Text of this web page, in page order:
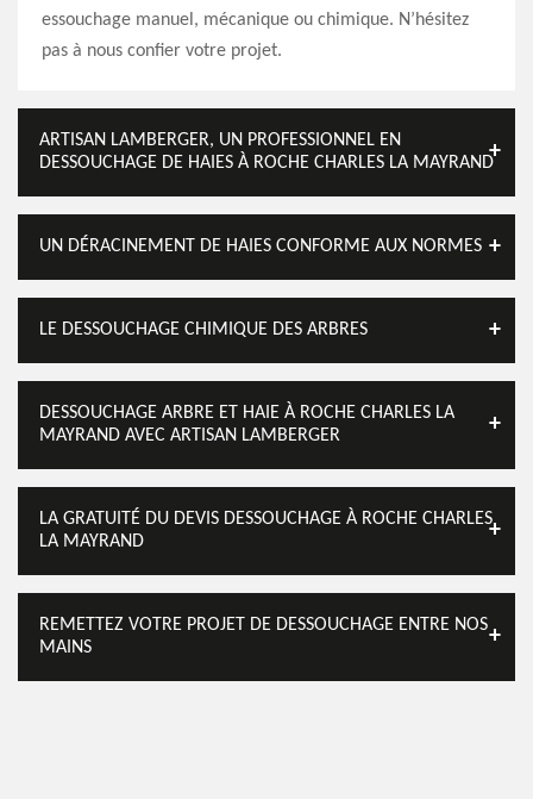
essouchage manuel, mécanique ou chimique. N’hésitez
pas à nous confier votre projet.
ARTISAN LAMBERGER, UN PROFESSIONNEL EN
DESSOUCHAGE DE HAIES À ROCHE CHARLES LA MAYRAND
UN DÉRACINEMENT DE HAIES CONFORME AUX NORMES
LE DESSOUCHAGE CHIMIQUE DES ARBRES
DESSOUCHAGE ARBRE ET HAIE À ROCHE CHARLES LA
MAYRAND AVEC ARTISAN LAMBERGER
LA GRATUITÉ DU DEVIS DESSOUCHAGE À ROCHE CHARLES
LA MAYRAND
REMETTEZ VOTRE PROJET DE DESSOUCHAGE ENTRE NOS
MAINS